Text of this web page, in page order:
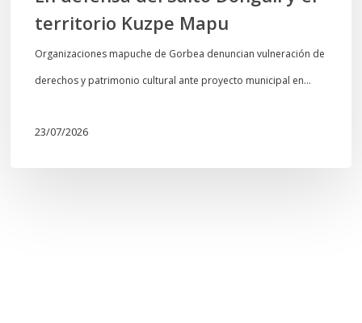
territorio Kuzpe Mapu
Organizaciones mapuche de Gorbea denuncian vulneración de
derechos y patrimonio cultural ante proyecto municipal en…
23/07/2026